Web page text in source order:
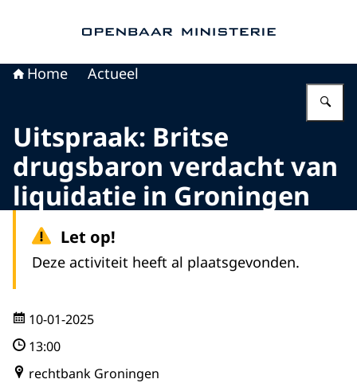
Home Actueel
Uitspraak: Britse
drugsbaron verdacht van
liquidatie in Groningen
Let op!
Deze activiteit heeft al plaatsgevonden.
10-01-2025
13:00
rechtbank Groningen